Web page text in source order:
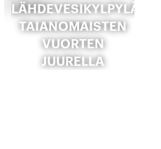
LÄHDEVESIKYLPYLÄT
TAIANOMAISTEN
VUORTEN
JUURELLA